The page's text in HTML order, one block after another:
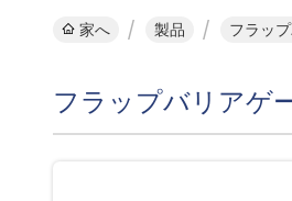
家へ 製品 フラッ
フラップバリアゲ